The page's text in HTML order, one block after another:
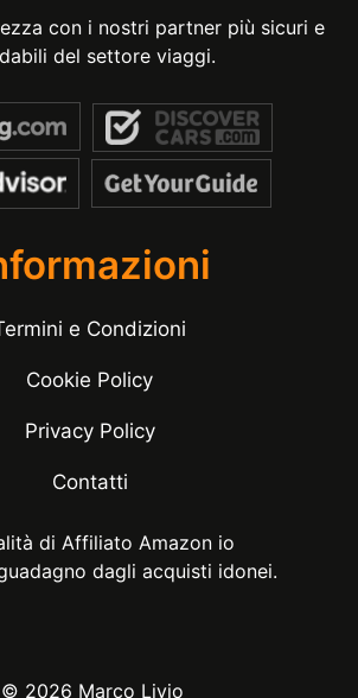
con i nostri partner più sicuri e
del settore viaggi.
e Condizioni
Cookie Policy
Privacy Policy
Contatti
di Affiliato Amazon io
dagli acquisti idonei.
© 2026 Marco Livio